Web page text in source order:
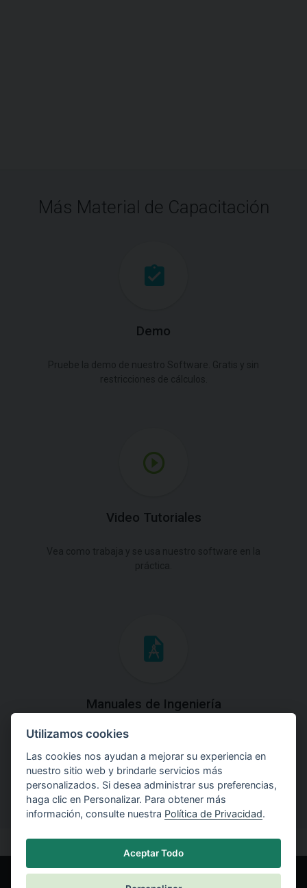
Más Material de Capacitación
Demo
Video Tutoriales
Manuales de Ingeniería
Descargue los Manuales de Ingeniería con las teorías y
explicaciones prácticas del uso de software.
Utilizamos cookies
Las cookies nos ayudan a mejorar su experiencia en
nuestro sitio web y brindarle servicios más
personalizados. Si desea administrar sus preferencias,
haga clic en Personalizar. Para obtener más
información, consulte nuestra Política de Privacidad.
Aceptar Todo